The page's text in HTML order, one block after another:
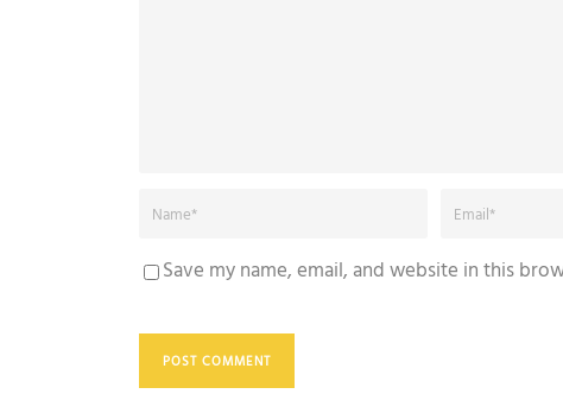
Save my name, email, and website in this